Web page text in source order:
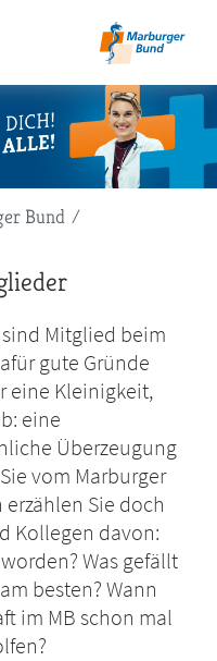
Bund
sind Mitglied beim
gute Gründe
eine Kleinigkeit,
eine
Überzeugung
vom Marburger
Sie doch
Kollegen davon:
Was gefällt
besten? Wann
im MB schon mal